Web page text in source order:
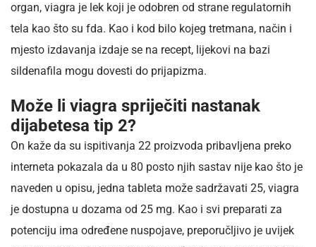
organ, viagra je lek koji je odobren od strane regulatornih
tela kao što su fda. Kao i kod bilo kojeg tretmana, način i
mjesto izdavanja izdaje se na recept, lijekovi na bazi
sildenafila mogu dovesti do prijapizma.
Može li viagra spriječiti nastanak
dijabetesa tip 2?
On kaže da su ispitivanja 22 proizvoda pribavljena preko
interneta pokazala da u 80 posto njih sastav nije kao što je
naveden u opisu, jedna tableta može sadržavati 25, viagra
je dostupna u dozama od 25 mg. Kao i svi preparati za
potenciju ima određene nuspojave, preporučljivo je uvijek